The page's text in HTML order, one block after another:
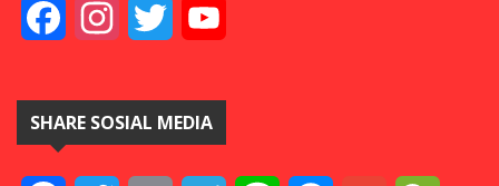
FacebookInstagramTwitter
SHARE SOSIAL MEDIA